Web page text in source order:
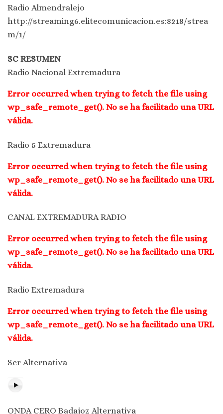
Radio Almendralejo
http://streaming6.elitecomunicacion.es:8218/strea
m/1/
SC RESUMEN
Radio Nacional Extremadura
Error occurred when trying to fetch the file using
wp_safe_remote_get(). No se ha facilitado una URL
válida.
Radio 5 Extremadura
Error occurred when trying to fetch the file using
wp_safe_remote_get(). No se ha facilitado una URL
válida.
CANAL EXTREMADURA RADIO
Error occurred when trying to fetch the file using
wp_safe_remote_get(). No se ha facilitado una URL
válida.
Radio Extremadura
Error occurred when trying to fetch the file using
wp_safe_remote_get(). No se ha facilitado una URL
válida.
Ser Alternativa
ONDA CERO Badajoz Alternativa